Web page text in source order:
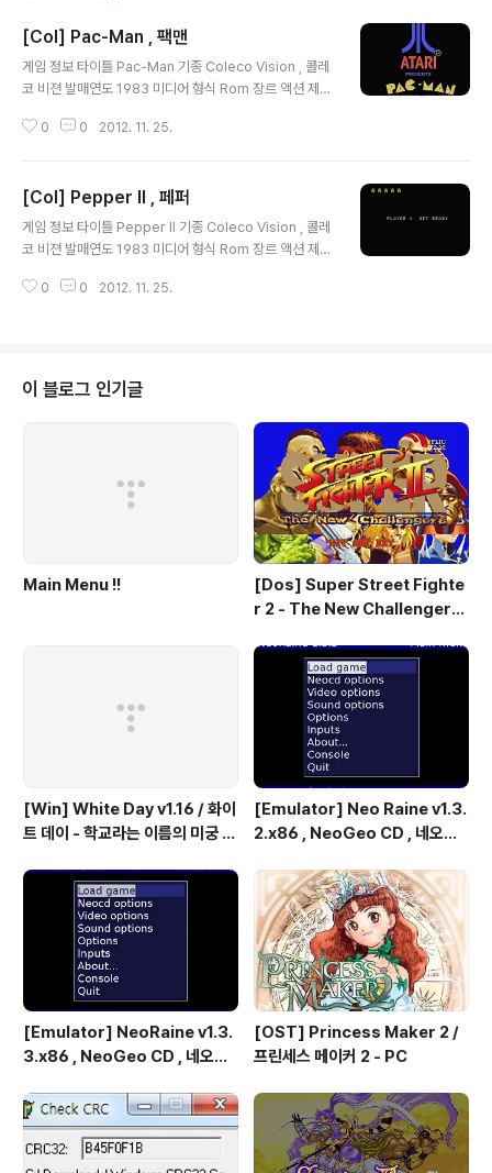
[Col] Pac-Man , 팩맨
게임 정보 타이틀 Pac-Man 기종 Coleco Vision , 콜레
코 비젼 발매연도 1983 미디어 형식 Rom 장르 액션 제
v2.82 스크린샷 그외정보 다운로드 다운 로드 기타
0 0 2012. 11. 25.
[Col] Pepper II , 페퍼
게임 정보 타이틀 Pepper II 기종 Coleco Vision , 콜레
코 비젼 발매연도 1983 미디어 형식 Rom 장르 액션 제
2 스크린샷 그외정보 다운로드 다운 로드 기타
0 0 2012. 11. 25.
이 블로그 인기글
Main Menu !!
[Dos] Super Street Fighte
r 2 - The New Challengers
파이터 2 - 더 뉴 챌린져 & 하이퍼
파이팅 / 대전 액션 - 국산소프트
[Win] White Day v1.16 / 화이
트 데이 - 학교라는 이름의 미궁 -
[Emulator] Neo Raine v1.3.
2.x86 , NeoGeo CD , 네오지
[Emulator] NeoRaine v1.3.
3.x86 , NeoGeo CD , 네오지
[OST] Princess Maker 2 /
프린세스 메이커 2 - PC